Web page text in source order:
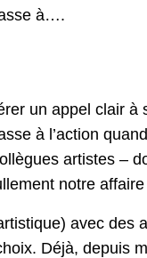
à….
un appel clair à
à l’action
artistes –
notre
avec des
Déjà, depuis